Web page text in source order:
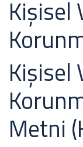
Kişisel
Kişisel
Metni